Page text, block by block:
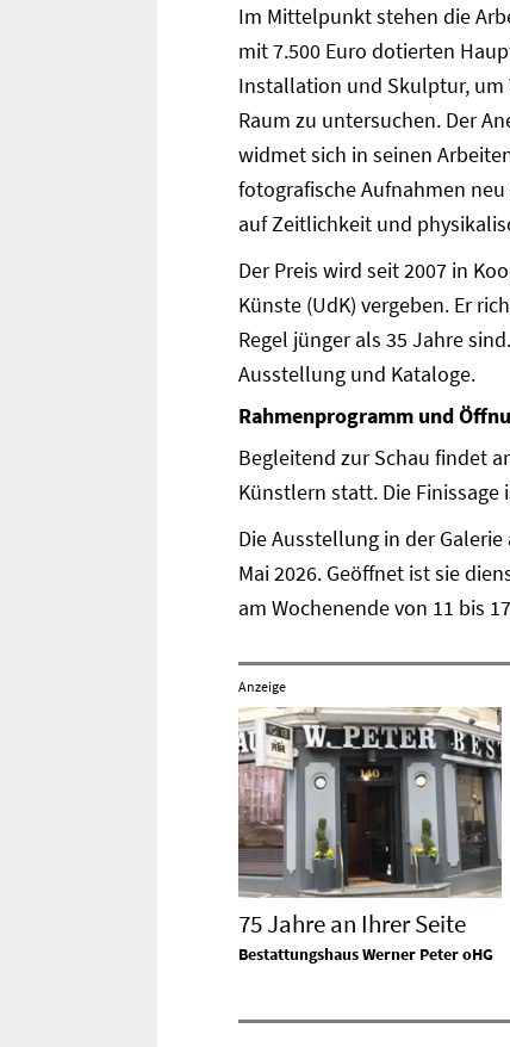
Im Mittelpunkt stehen die
mit 7.500 Euro dotierten
Installation und Skulptur, um
Raum zu untersuchen. Der
widmet sich in seinen
fotografische Aufnahmen
auf Zeitlichkeit und
Der Preis wird seit 2007 in
Künste (UdK) vergeben. Er
Regel jünger als 35 Jahre
Ausstellung und Kataloge.
Rahmenprogramm und
Begleitend zur Schau findet
Künstlern statt. Die Finissage
Die Ausstellung in der
Mai 2026. Geöffnet ist sie
am Wochenende von 11 bis
Anzeige
75 Jahre an Ihrer Seite
Bestattungshaus Werner Peter oHG